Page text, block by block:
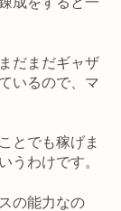
だまだギャザ
いるので、マ
とでも稼げま
うわけです。
の能力なの